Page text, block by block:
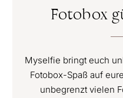
Fotobox
Myselfie bringt euch
Fotobox-Spaß auf
unbegrenzt vielen